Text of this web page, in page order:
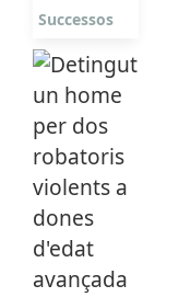
Successos